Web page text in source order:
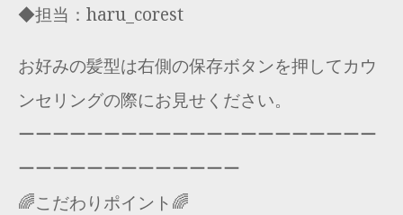
◆担当：haru_corest
お好みの髪型は右側の保存ボタンを押してカウ
ンセリングの際にお見せください。
ーーーーーーーーーーーーーーーーーーーーー
ーーーーーーーーーーーーー
🌈こだわりポイント🌈